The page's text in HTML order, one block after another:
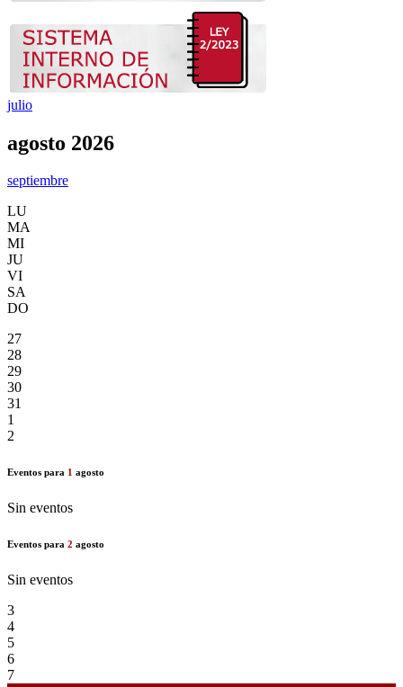
julio
agosto 2026
septiembre
LU
MA
MI
JU
VI
SA
DO
27
28
29
30
31
1
2
Eventos para 1 agosto
Sin eventos
Eventos para 2 agosto
Sin eventos
3
4
5
6
7